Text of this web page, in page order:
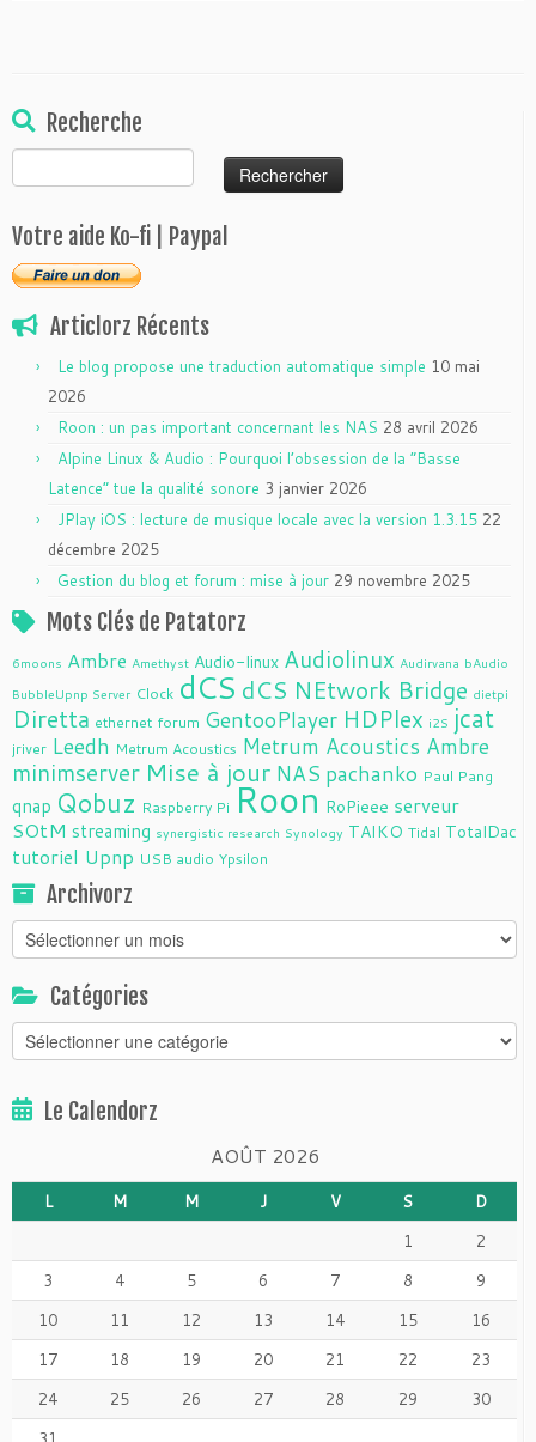
Recherche
Votre aide Ko-fi | Paypal
Articlorz Récents
Le blog propose une traduction automatique simple 10 mai
2026
Roon : un pas important concernant les NAS 28 avril 2026
Alpine Linux & Audio : Pourquoi l’obsession de la “Basse
Latence” tue la qualité sonore 3 janvier 2026
JPlay iOS : lecture de musique locale avec la version 1.3.15 22
décembre 2025
Gestion du blog et forum : mise à jour 29 novembre 2025
Mots Clés de Patatorz
6moons Ambre Amethyst Audio-linux Audiolinux Audirvana bAudio
BubbleUpnp Server Clock dCS dCS NEtwork Bridge dietpi
Diretta ethernet forum GentooPlayer HDPlex i2S jcat
jriver Leedh Metrum Acoustics Metrum Acoustics Ambre
minimserver Mise à jour NAS pachanko Paul Pang
qnap Qobuz Raspberry Pi Roon RoPieee serveur
SOtM streaming synergistic research Synology TAIKO Tidal TotalDac
tutoriel Upnp USB audio Ypsilon
Archivorz
Archivorz
Catégories
Catégories
Le Calendorz
AOÛT 2026
L M M J V S
D
1
2
3
4 5 6 7 8
9
10
11 12 13 14 15
16
17
18 19 20 21 22
23
24
25 26 27 28 29
30